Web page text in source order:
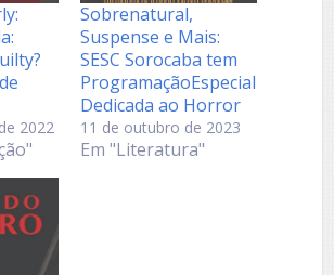
2022
Sobrenatural,
Suspense e Mais:
SESC Sorocaba tem
ProgramaçãoEspecial
Dedicada ao Horror
11 de outubro de 2023
Em "Literatura"